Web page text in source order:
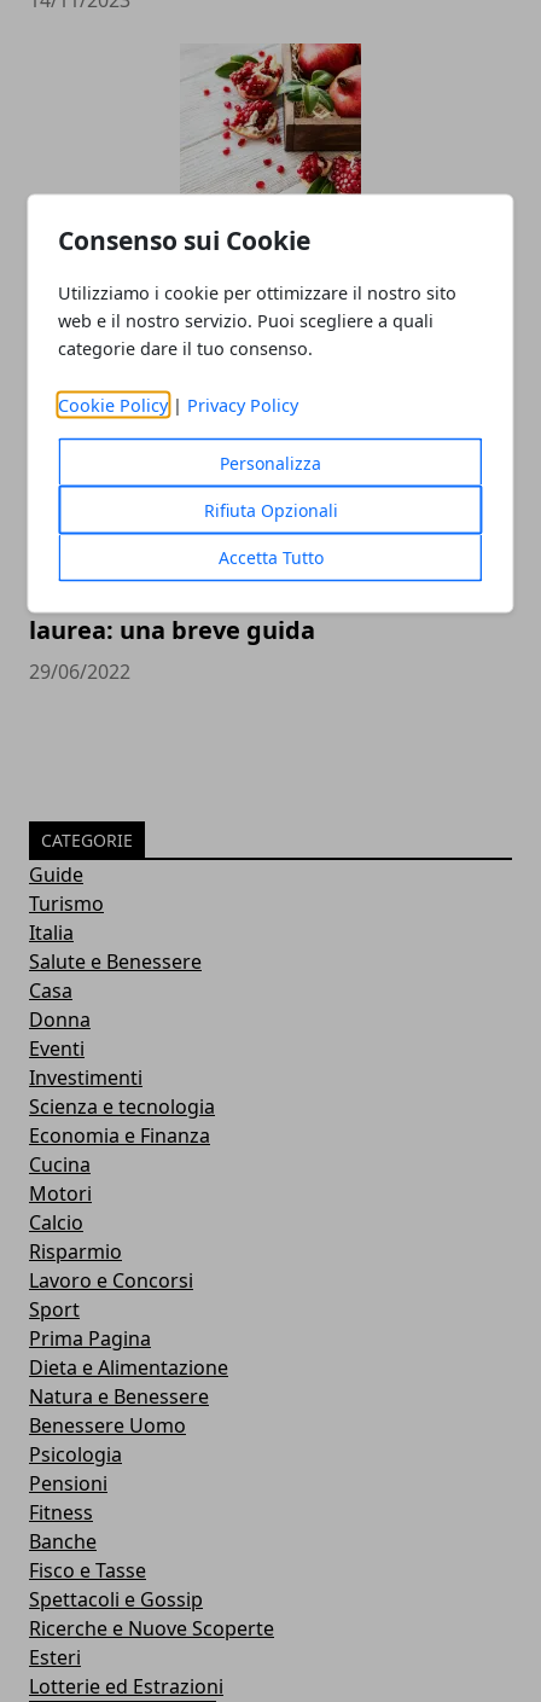
Consenso sui Cookie
Utilizziamo i cookie per ottimizzare il nostro sito
web e il nostro servizio. Puoi scegliere a quali
categorie dare il tuo consenso.
Cookie Policy | Privacy Policy
Personalizza
Rifiuta Opzionali
Accetta Tutto
La melagrana: un Superfood dalle
proprietà sorprendenti
04/07/2022
laurea: una breve guida
29/06/2022
CATEGORIE
Guide
Turismo
Italia
Salute e Benessere
Casa
Donna
Eventi
Investimenti
Scienza e tecnologia
Economia e Finanza
Cucina
Motori
Calcio
Risparmio
Lavoro e Concorsi
Sport
Prima Pagina
Dieta e Alimentazione
Natura e Benessere
Benessere Uomo
Psicologia
Pensioni
Fitness
Banche
Fisco e Tasse
Spettacoli e Gossip
Ricerche e Nuove Scoperte
Esteri
Lotterie ed Estrazioni